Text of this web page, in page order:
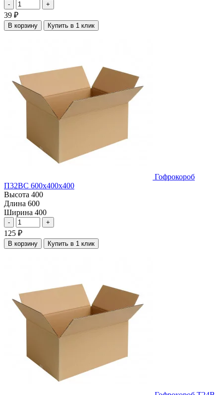
- +
39 ₽
В корзину Купить в 1 клик
Гофрокороб
П32ВС 600х400х400
Высота 400
Длина 600
Ширина 400
- +
125 ₽
В корзину Купить в 1 клик